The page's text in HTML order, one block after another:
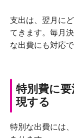
支出は、翌月に
てきます。毎月
な出費にも対応
特別費に
現する
特別な出費には